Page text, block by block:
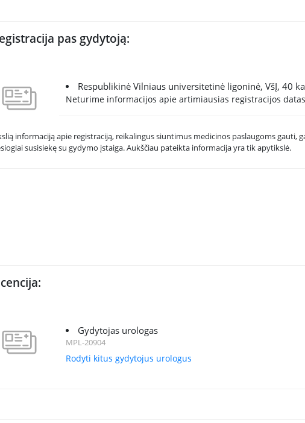
pas gydytoją:
Respublikinė Vilniaus universitetinė ligoninė, VšĮ, 40
Neturime informacijos apie artimiausias registracijos
informaciją apie registraciją, reikalingus siuntimus medicinos paslaugoms gauti,
susisiekę su gydymo įstaiga. Aukščiau pateikta informacija yra tik apytikslė.
Gydytojas urologas
MPL-20904
Rodyti kitus gydytojus urologus